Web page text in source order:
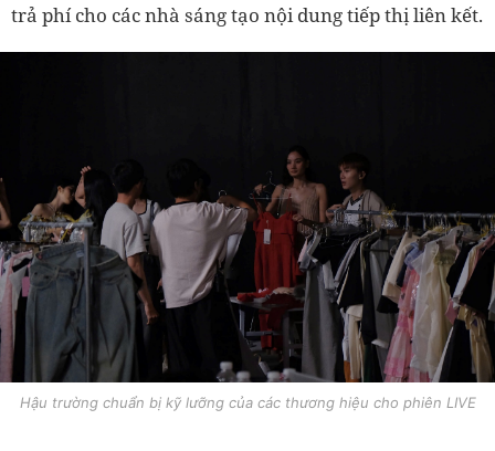
trả phí cho các nhà sáng tạo nội dung tiếp thị liên kết.
Hậu trường chuẩn bị kỹ lưỡng của các thương hiệu cho phiên LIVE